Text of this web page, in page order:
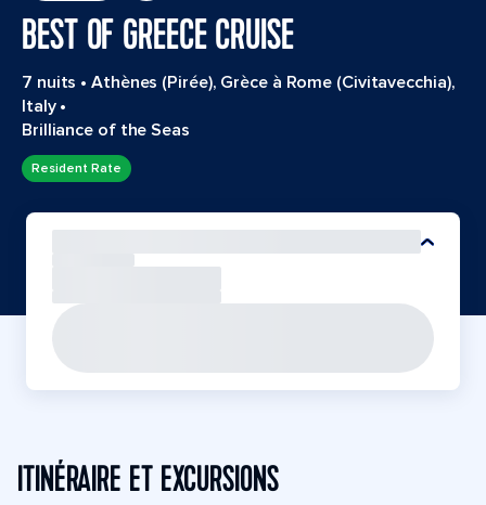
BEST OF GREECE CRUISE
7 nuits •Athènes (Pirée), Grèce à Rome (Civitavecchia),
Italy•
Brilliance of the Seas
Resident Rate
ITINÉRAIRE ET EXCURSIONS